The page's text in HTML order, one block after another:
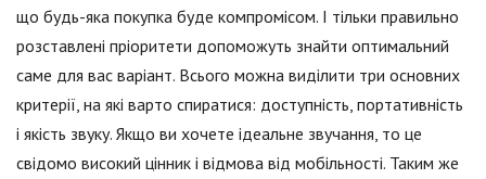
що будь-яка покупка буде компромісом. І тільки правильно
розставлені пріоритети допоможуть знайти оптимальний
саме для вас варіант. Всього можна виділити три основних
критерії, на які варто спиратися: доступність, портативність
і якість звуку. Якщо ви хочете ідеальне звучання, то це
свідомо високий цінник і відмова від мобільності. Таким же